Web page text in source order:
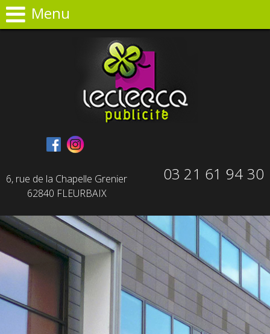
Menu
6, rue de la Chapelle Grenier
62840 FLEURBAIX
03 21 61 94 30
Panneau de gestion des cookies